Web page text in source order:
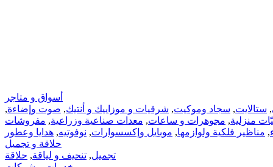
أسواق و متاجر
, ستالايت, سجاد وموكيت, شرقيات و موزاييك و أنتيك, صوت وإضاءة,
منزلية, مجوهرات‏ و ساعات, معدات صناعية وزراعية, مفروشات
, مناظير فلكية ولوازمها, موبايل وإكسسوارات, نوفوتيه, هدايا وعطور
حلاقة و تجميل
تجميل, تنحيف و لياقة, حلاقة